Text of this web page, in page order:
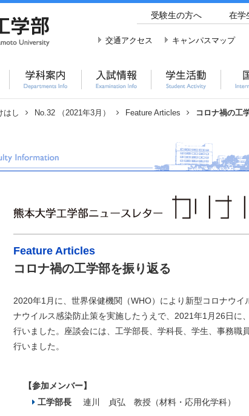
受験生の方へ 在学
交通アクセス キャンパスマップ
はし No.32 （2021年3月） Feature Articles コロナ禍の工
Feature Articles
コロナ禍の工学部を振り返る
2020年1月に、世界保健機関（WHO）により新型コロナウ
ナウイルス感染防止策を実施したうえで、2021年1月26日に
行いました。座談会には、工学部長、学科長、学生、事務職
行いました。
【参加メンバー】
工学部長
連川 貞弘 教授（材料・応用化学科）